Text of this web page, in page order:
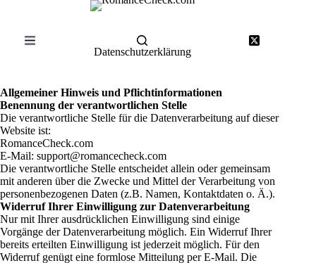
Datenschutzerklärung
Allgemeiner Hinweis und Pflichtinformationen
Benennung der verantwortlichen Stelle
Die verantwortliche Stelle für die Datenverarbeitung auf dieser
Website ist:
RomanceCheck.com
E-Mail: support@romancecheck.com
Die verantwortliche Stelle entscheidet allein oder gemeinsam
mit anderen über die Zwecke und Mittel der Verarbeitung von
personenbezogenen Daten (z.B. Namen, Kontaktdaten o. Ä.).
Widerruf Ihrer Einwilligung zur Datenverarbeitung
Nur mit Ihrer ausdrücklichen Einwilligung sind einige
Vorgänge der Datenverarbeitung möglich. Ein Widerruf Ihrer
bereits erteilten Einwilligung ist jederzeit möglich. Für den
Widerruf genügt eine formlose Mitteilung per E-Mail. Die